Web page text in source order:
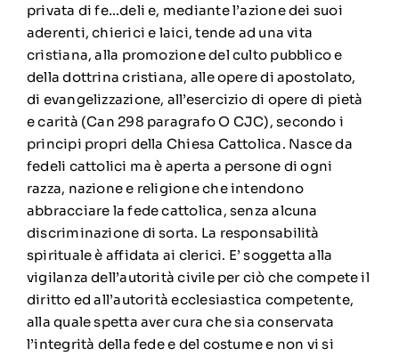
privata di fe…deli e, mediante l’azione dei suoi
aderenti, chierici e laici, tende ad una vita
cristiana, alla promozione del culto pubblico e
della dottrina cristiana, alle opere di apostolato,
di evangelizzazione, all’esercizio di opere di pietà
e carità (Can 298 paragrafo O CJC), secondo i
principi propri della Chiesa Cattolica. Nasce da
fedeli cattolici ma è aperta a persone di ogni
razza, nazione e religione che intendono
abbracciare la fede cattolica, senza alcuna
discriminazione di sorta. La responsabilità
spirituale è affidata ai clerici. E’ soggetta alla
vigilanza dell’autorità civile per ciò che compete il
diritto ed all’autorità ecclesiastica competente,
alla quale spetta aver cura che sia conservata
l’integrità della fede e del costume e non vi si